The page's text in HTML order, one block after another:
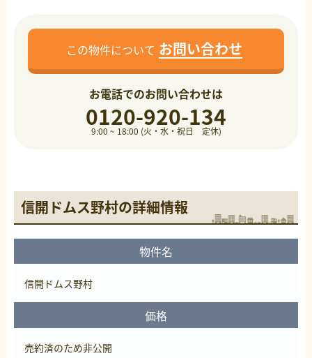
この物件について お問い合わせ
お電話でのお問い合わせは
0120-920-134
9:00 ~ 18:00 (火・水・祝日 定休)
信開ドムス野村の詳細情報
物件名
信開ドムス野村
価格
売約済のため非公開